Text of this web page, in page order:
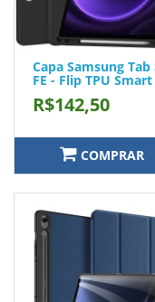
Capa Samsung Tab
FE - Flip TPU Smart
R$142,50
COMPRAR